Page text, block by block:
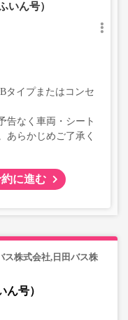
いん号）
タイプまたはコンセ
告なく車両・シート
あらかじめご了承く
に進む
ス株式会社,日田バス株
号）